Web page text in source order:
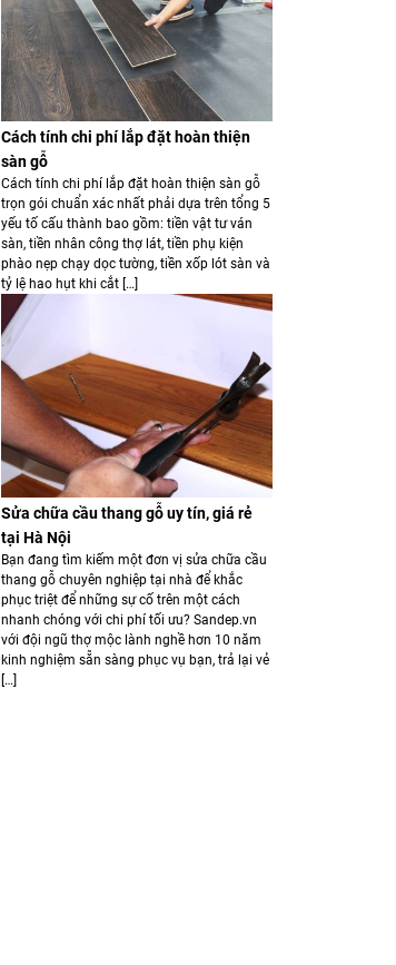
Cách tính chi phí lắp đặt hoàn thiện
sàn gỗ
Cách tính chi phí lắp đặt hoàn thiện sàn gỗ
trọn gói chuẩn xác nhất phải dựa trên tổng 5
yếu tố cấu thành bao gồm: tiền vật tư ván
sàn, tiền nhân công thợ lát, tiền phụ kiện
phào nẹp chạy dọc tường, tiền xốp lót sàn và
tỷ lệ hao hụt khi cắt […]
Sửa chữa cầu thang gỗ uy tín, giá rẻ
tại Hà Nội
Bạn đang tìm kiếm một đơn vị sửa chữa cầu
thang gỗ chuyên nghiệp tại nhà để khắc
phục triệt để những sự cố trên một cách
nhanh chóng với chi phí tối ưu? Sandep.vn
với đội ngũ thợ mộc lành nghề hơn 10 năm
kinh nghiệm sẵn sàng phục vụ bạn, trả lại vẻ
[…]